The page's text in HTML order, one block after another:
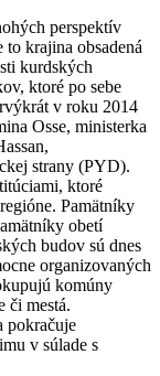
perspektív
krajina obsadená
kurdských
ktoré po sebe
v roku 2014
Osse, ministerka
strany (PYD).
ktoré
Pamätníky
obetí
budov sú dnes
organizovaných
komúny
či mestá.
pokračuje
v súlade s